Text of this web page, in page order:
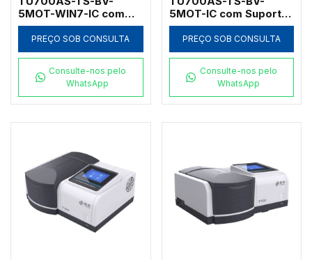
5MOT-WIN7-IC com
Suporte Motorizado e
Software GLP/GMP
(190 a 1100nm)
PREÇO SOB CONSULTA
Consulte-nos pelo
WhatsApp
5MOT-IC com Suporte
Motorizado para 5
Cubetas Softwares
UVTouch e UVWin (190
PREÇO SOB CONSULTA
Consulte-nos pelo
WhatsApp